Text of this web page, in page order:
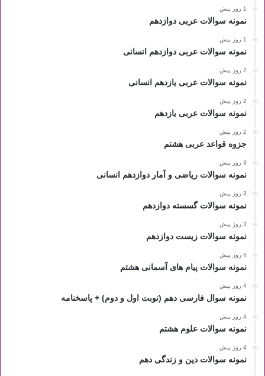
1 روز پیش
نمونه سوالات عربی دوازدهم
1 روز پیش
نمونه سوالات عربی دوازدهم انسانی
2 روز پیش
نمونه سوالات عربی یازدهم انسانی
2 روز پیش
نمونه سوالات عربی یازدهم
2 روز پیش
جزوه قواعد عربی هشتم
3 روز پیش
نمونه سوالات ریاضی و آمار دوازدهم انسانی
3 روز پیش
نمونه سوالات گسسته دوازدهم
3 روز پیش
نمونه سوالات زیست دوازدهم
4 روز پیش
نمونه سوالات پیام های آسمانی هشتم
4 روز پیش
نمونه سوال فارسی دهم (نوبت اول و دوم) + پاسخنامه
4 روز پیش
نمونه سوالات علوم هشتم
4 روز پیش
نمونه سوالات دین و زندگی دهم